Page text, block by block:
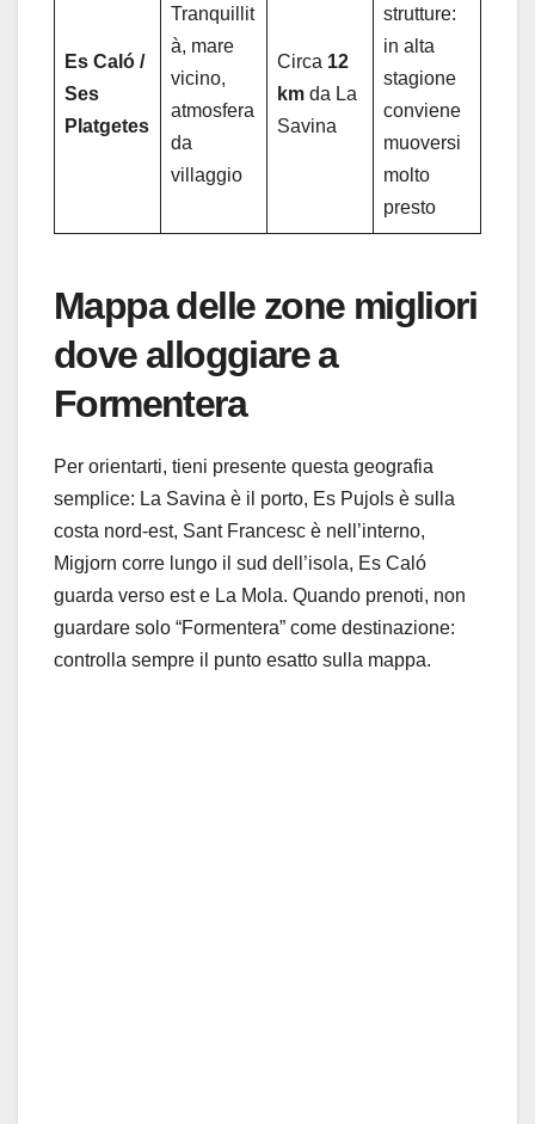
Es Caló /
Ses
Platgetes
Tranquillit
à, mare
vicino,
atmosfera
da
villaggio
Circa 12
km da La
Savina
strutture:
in alta
stagione
conviene
muoversi
molto
presto
Mappa delle zone migliori
dove alloggiare a
Formentera
Per orientarti, tieni presente questa geografia
semplice: La Savina è il porto, Es Pujols è sulla
costa nord-est, Sant Francesc è nell’interno,
Migjorn corre lungo il sud dell’isola, Es Caló
guarda verso est e La Mola. Quando prenoti, non
guardare solo “Formentera” come destinazione:
controlla sempre il punto esatto sulla mappa.